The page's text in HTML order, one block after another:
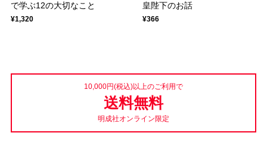
で学ぶ12の大切なこと
¥1,320
皇陛下のお話
¥366
10,000円(税込)以上のご利用で
送料無料
明成社オンライン限定